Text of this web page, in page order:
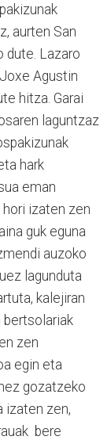
aurten San
dute. Lazaro
Agustin
hitza. Garai
laguntzaz
hark
eman
izaten zen
guk eguna
auzoko
lagunduta
kalejiran
bertsolariak
zen
egin eta
gozatzeko
izaten zen,
bere